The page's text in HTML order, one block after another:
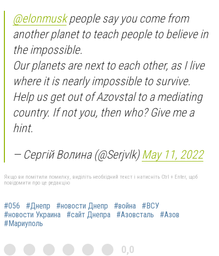
@elonmuskpeople say you come from
another planet to teach people to believe in
the impossible.
Our planets are next to each other, as I live
where it is nearly impossible to survive.
Help us get out of Azovstal to a mediating
country. If not you, then who? Give me a
hint.
— Сергій Волина (@Serjvlk) May 11, 2022
Якщо ви помітили помилку, виділіть необхідний текст і натисніть Ctrl + Enter, щоб
повідомити про це редакцію
#056 #Днепр #новости Днепр #война
#ВСУ
#новости Украина
#сайт Днепра #Азовсталь
#Азов
#Мариуполь
0,0